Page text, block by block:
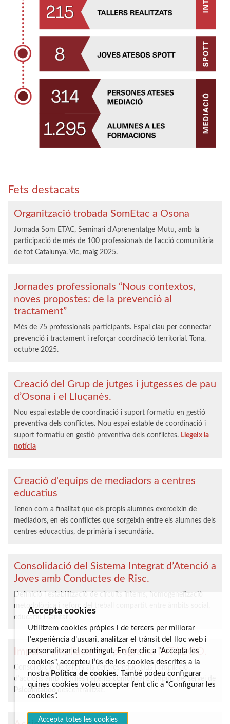
Fets destacats
Organització trobada SomEtac a Osona
Jornada Som ETAC, Seminari d'Aprenentatge Mutu, amb la
participació de més de 100 professionals de l'acció comunitària
de tot Catalunya. Vic, maig 2025.
Jornades professionals “Nous contextos,
noves propostes: de la prevenció al
tractament”
Més de 75 professionals participants. Espai clau per connectar
prevenció i tractament i reforçar coordinació territorial. Tona,
octubre 2025.
Creació del Grup de jutges i jutgesses de pau
d’Osona i el Lluçanès.
Nou espai estable de coordinació i suport formatiu en gestió
preventiva dels conflictes. Nou espai estable de coordinació i
suport formatiu en gestió preventiva dels conflictes. Llegeix la
notícia
Creació d'equips de mediadors a centres
educatius
Tenen com a finalitat que els propis alumnes exerceixin de
mediadors, en els conflictes que sorgeixin entre els alumnes dels
centres educactius, de primària i secundària.
Consolidació del Sistema Integrat d’Atenció a
Joves amb Conductes de Risc.
Definició i estabilització de circuits interns, homogeneïtzació
metodològica i reforç del treball compartit entre àmbits social,
educatiu i sanitari.
Impuls i ampliació del programa INTABOO.
Consolidació de tallers als centres educatius i ampliació
d'accions amb famílies i agents comunitaris. Impuls del servei de
PsicoIntaboo
Accepta cookies
Utilitzem cookies pròpies i de tercers per millorar
l’experiència d’usuari, analitzar el trànsit del lloc web i
personalitzar el contingut. En fer clic a "Accepta les
cookies", accepteu l’ús de les cookies descrites a la
nostra Política de cookies. També podeu configurar
quines cookies voleu acceptar fent clic a “Configurar les
cookies”.
Accepta totes les cookies